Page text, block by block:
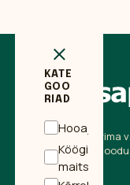
KATE
GOO
RIAD
Hooajalilled
Köögivilja- ja
maitsetaimed
Eesti suurim ja
missioon on tuua